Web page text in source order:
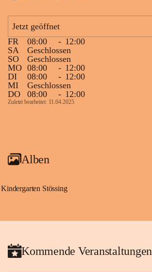
Jetzt geöffnet
FR
08:00 - 12:00
SA
Geschlossen
SO
Geschlossen
MO 08:00 - 12:00
DI
08:00 - 12:00
MI
Geschlossen
DO
08:00 - 12:00
Zuletzt bearbeitet: 11.04.2025
Alben
Kindergarten Stössing
Kommende Veranstaltungen